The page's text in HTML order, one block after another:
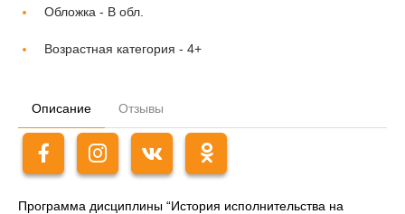
Обложка - В обл.
Возрастная категория - 4+
Описание Отзывы
Программа дисциплины “История исполнительства на